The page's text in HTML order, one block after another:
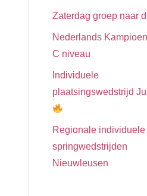
Zaterdag groep naar
Nederlands
C niveau
Individuele
plaatsingswedstrijd
Regionale individuele
springwedstrijden
Nieuwleusen